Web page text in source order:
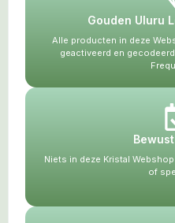
Gouden Uluru
Alle producten in deze
geactiveerd en
Niets in deze Kristal
of